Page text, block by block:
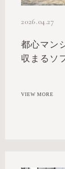
2026.04.27
都心マン
収まるソ
VIEW MORE